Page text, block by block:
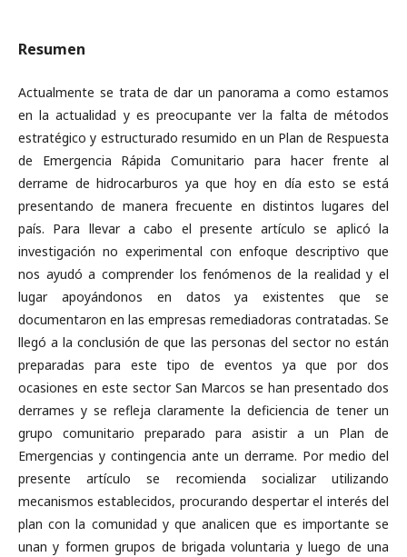
Resumen
Actualmente se trata de dar un panorama a como estamos
en la actualidad y es preocupante ver la falta de métodos
estratégico y estructurado resumido en un Plan de Respuesta
de Emergencia Rápida Comunitario para hacer frente al
derrame de hidrocarburos ya que hoy en día esto se está
presentando de manera frecuente en distintos lugares del
país. Para llevar a cabo el presente artículo se aplicó la
investigación no experimental con enfoque descriptivo que
nos ayudó a comprender los fenómenos de la realidad y el
lugar apoyándonos en datos ya existentes que se
documentaron en las empresas remediadoras contratadas. Se
llegó a la conclusión de que las personas del sector no están
preparadas para este tipo de eventos ya que por dos
ocasiones en este sector San Marcos se han presentado dos
derrames y se refleja claramente la deficiencia de tener un
grupo comunitario preparado para asistir a un Plan de
Emergencias y contingencia ante un derrame. Por medio del
presente artículo se recomienda socializar utilizando
mecanismos establecidos, procurando despertar el interés del
plan con la comunidad y que analicen que es importante se
unan y formen grupos de brigada voluntaria y luego de una